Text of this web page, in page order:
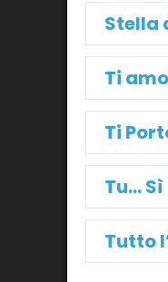
Stella
Ti
Ti
Tu… Sì
Tutto